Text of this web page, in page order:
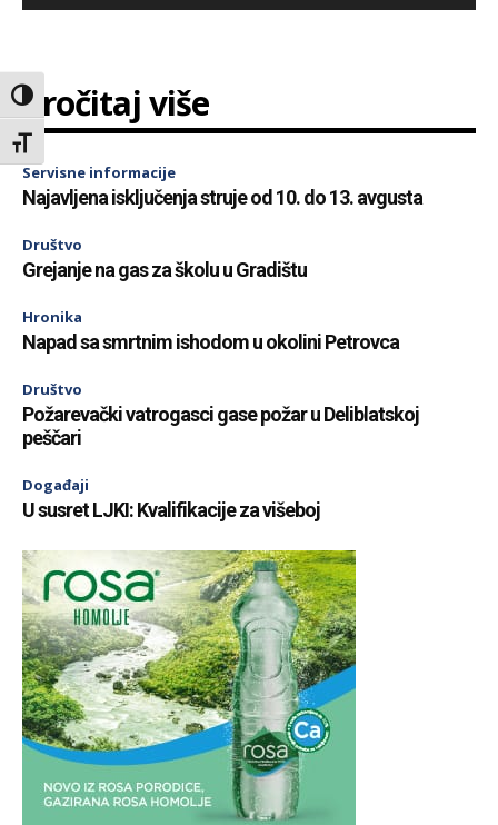
Toggle High Contrast
Toggle Font size
Pročitaj više
Servisne informacije
Najavljena isključenja struje od 10. do 13. avgusta
Društvo
Grejanje na gas za školu u Gradištu
Hronika
Napad sa smrtnim ishodom u okolini Petrovca
Društvo
Požarevački vatrogasci gase požar u Deliblatskoj
peščari
Događaji
U susret LJKI: Kvalifikacije za višeboj